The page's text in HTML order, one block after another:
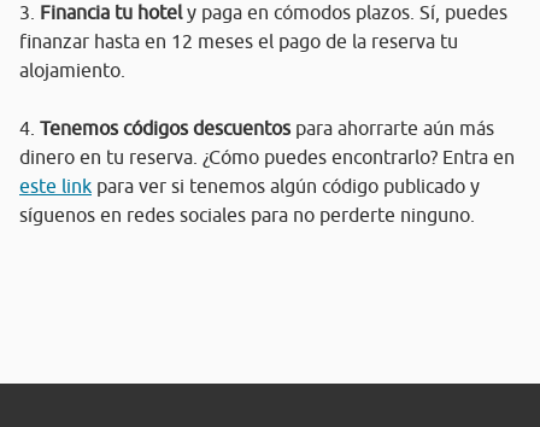
3. Financia tu hotely paga en cómodos plazos. Sí, puedes
finanzar hasta en 12 meses el pago de la reserva tu
alojamiento.
4. Tenemos códigos descuentos para ahorrarte aún más
dinero en tu reserva. ¿Cómo puedes encontrarlo? Entra en
este link para ver si tenemos algún código publicado y
síguenos en redes sociales para no perderte ninguno.